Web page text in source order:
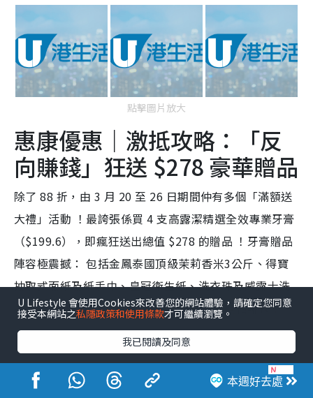
點擊圖片放大
惠康優惠｜激抵攻略：「反
向賺錢」狂送 $278 豪華贈品
除了 88 折，由 3 月 20 至 26 日期間仲有多個「滿額送
大禮」活動 ！最誇張係買 4 支高露潔精選全效專業牙膏
（$199.6），即瘋狂送出總值 $278 的贈品 ！牙膏贈品
陣容極震撼： 包括金鳳泰國頂級茉莉香米3公斤、得寶
抽取式面紙及紙手巾、皇冠衛生紙、洗衣珠及威露士洗
手液等 ！贈品價值直接貴過件貨，絕對係變相賺錢！
本週好去處
U Lifestyle 會使用Cookies來改善您的網站體驗，請確定您同意
接受本網站之私隱政策和使用條款才可繼續瀏覽。
我已閱讀及同意